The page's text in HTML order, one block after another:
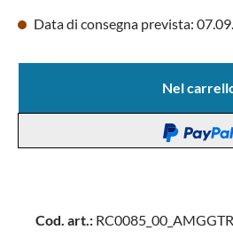
Data di consegna prevista:
Nel
Cod. art.: